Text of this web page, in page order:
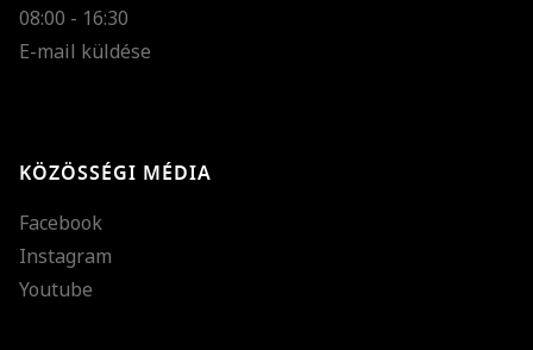
08:00 - 16:30
E-mail küldése
KÖZÖSSÉGI MÉDIA
Facebook
Instagram
Youtube